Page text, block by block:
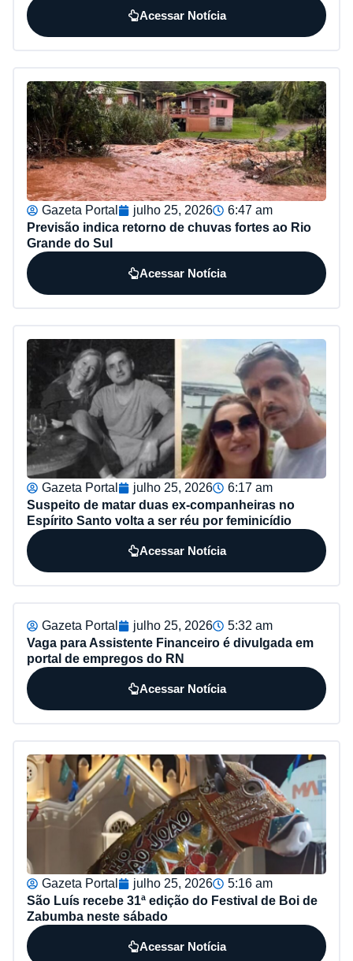
Acessar Notícia
Gazeta Portal julho 25, 2026
6:47 am
Previsão indica retorno de chuvas fortes ao Rio
Grande do Sul
Acessar Notícia
Gazeta Portal julho 25, 2026
6:17 am
Suspeito de matar duas ex-companheiras no
Espírito Santo volta a ser réu por feminicídio
Acessar Notícia
Gazeta Portal julho 25, 2026
5:32 am
Vaga para Assistente Financeiro é divulgada em
portal de empregos do RN
Acessar Notícia
Gazeta Portal julho 25, 2026
5:16 am
São Luís recebe 31ª edição do Festival de Boi de
Zabumba neste sábado
Acessar Notícia